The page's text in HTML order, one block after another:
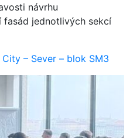
návrhu
fasád jednotlivých sekcí
– Sever – blok SM3